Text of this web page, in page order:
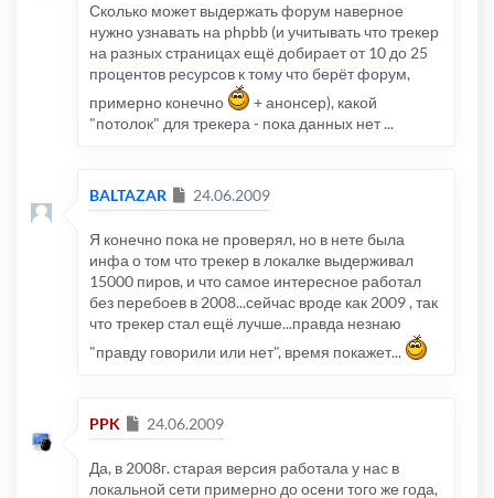
Сколько может выдержать форум наверное
нужно узнавать на phpbb (и учитывать что трекер
на разных страницах ещё добирает от 10 до 25
процентов ресурсов к тому что берёт форум,
примерно конечно
+ анонсер), какой
"потолок" для трекера - пока данных нет ...
BALTAZAR Сообщение
24.06.2009
Я конечно пока не проверял, но в нете была
инфа о том что трекер в локалке выдерживал
15000 пиров, и что самое интересное работал
без перебоев в 2008...сейчас вроде как 2009 , так
что трекер стал ещё лучше...правда незнаю
"правду говорили или нет", время покажет...
PPK Сообщение
24.06.2009
Да, в 2008г. старая версия работала у нас в
локальной сети примерно до осени того же года,